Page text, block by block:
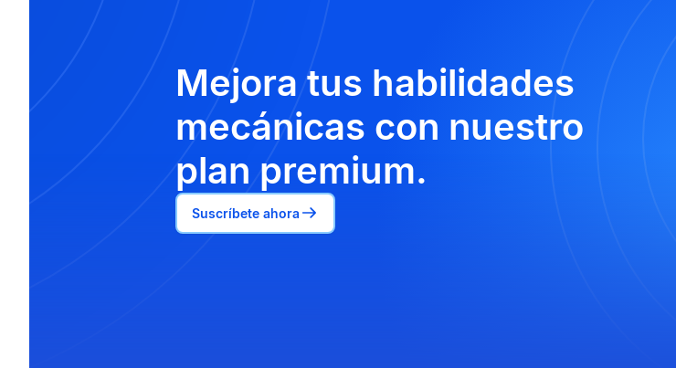
Mejora tus habilidades
mecánicas con nuestro
plan premium.
Suscríbete ahora